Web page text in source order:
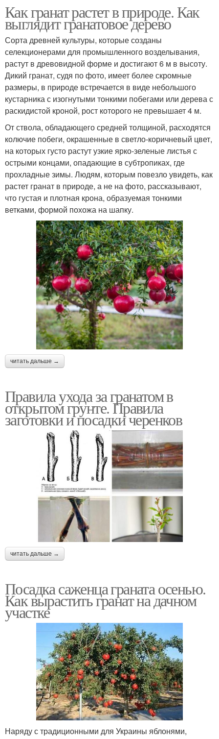
Как гранат растет в природе. Как
выглядит гранатовое дерево
Сорта древней культуры, которые созданы
селекционерами для промышленного возделывания,
растут в древовидной форме и достигают 6 м в высоту.
Дикий гранат, судя по фото, имеет более скромные
размеры, в природе встречается в виде небольшого
кустарника с изогнутыми тонкими побегами или дерева с
раскидистой кроной, рост которого не превышает 4 м.
От ствола, обладающего средней толщиной, расходятся
колючие побеги, окрашенные в светло-коричневый цвет,
на которых густо растут узкие ярко-зеленые листья с
острыми концами, опадающие в субтропиках, где
прохладные зимы. Людям, которым повезло увидеть, как
растет гранат в природе, а не на фото, рассказывают,
что густая и плотная крона, образуемая тонкими
ветками, формой похожа на шапку.
читать дальше →
Правила ухода за гранатом в
открытом грунте. Правила
заготовки и посадки черенков
читать дальше →
Посадка саженца граната осенью.
Как вырастить гранат на дачном
участке
Наряду с традиционными для Украины яблонями,